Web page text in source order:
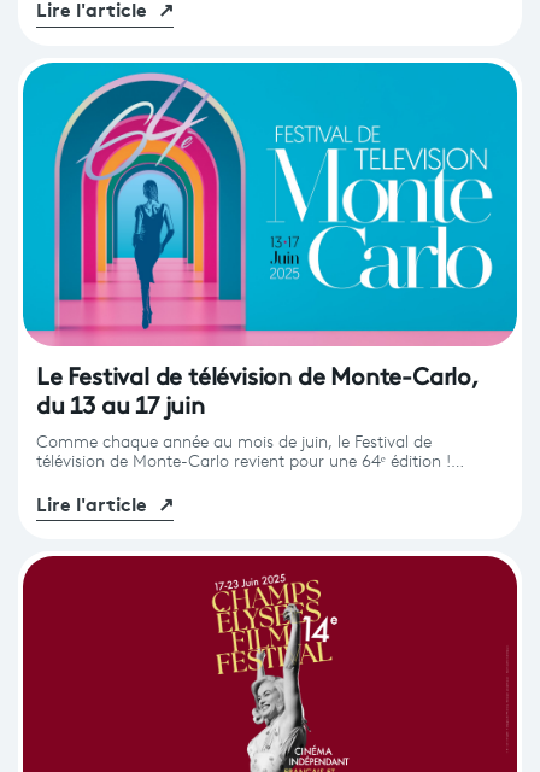
Lire l'article ↗
Le Festival de télévision de Monte-Carlo,
du 13 au 17 juin
Comme chaque année au mois de juin, le Festival de
télévision de Monte-Carlo revient pour une 64ᵉ édition !…
Lire l'article ↗